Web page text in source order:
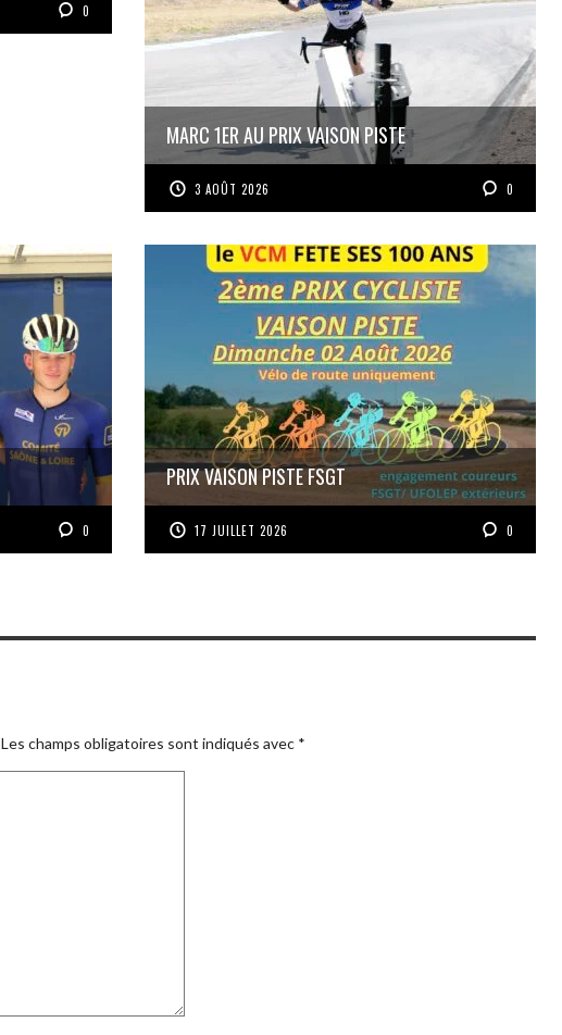
0
MARC 1ER AU PRIX VAISON PISTE
3 AOÛT 2026 0
0
PRIX VAISON PISTE FSGT
17 JUILLET 2026 0
Les champs obligatoires sont indiqués avec *